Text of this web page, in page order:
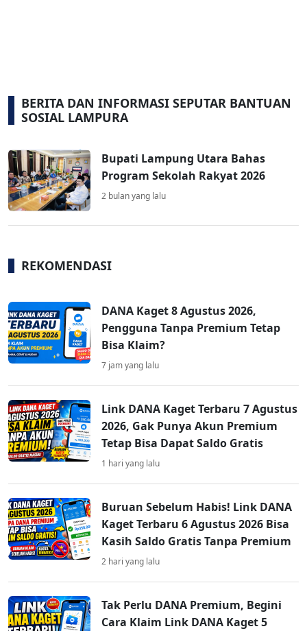
BERITA DAN INFORMASI SEPUTAR BANTUAN
SOSIAL LAMPURA
Bupati Lampung Utara Bahas
Program Sekolah Rakyat 2026
2 bulan yang lalu
REKOMENDASI
DANA Kaget 8 Agustus 2026,
Pengguna Tanpa Premium Tetap
Bisa Klaim?
7 jam yang lalu
Link DANA Kaget Terbaru 7 Agustus
2026, Gak Punya Akun Premium
Tetap Bisa Dapat Saldo Gratis
1 hari yang lalu
Buruan Sebelum Habis! Link DANA
Kaget Terbaru 6 Agustus 2026 Bisa
Kasih Saldo Gratis Tanpa Premium
2 hari yang lalu
Tak Perlu DANA Premium, Begini
Cara Klaim Link DANA Kaget 5